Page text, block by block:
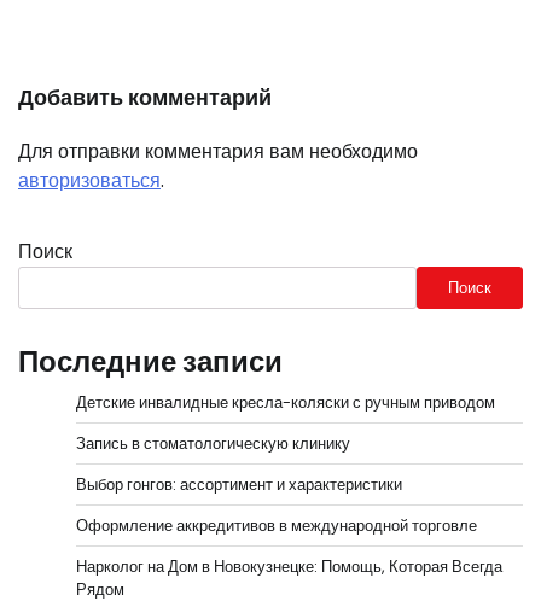
Добавить комментарий
Для отправки комментария вам необходимо
авторизоваться.
Поиск
Поиск
Последние записи
Детские инвалидные кресла-коляски с ручным приводом
Запись в стоматологическую клинику
Выбор гонгов: ассортимент и характеристики
Оформление аккредитивов в международной торговле
Нарколог на Дом в Новокузнецке: Помощь, Которая Всегда
Рядом